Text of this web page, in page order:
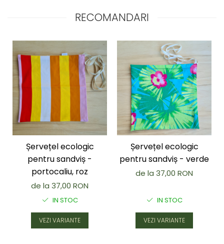
RECOMANDARI
Șervețel ecologic
pentru sandviș -
portocaliu, roz
de la 37,00 RON
IN STOC
VEZI VARIANTE
Șervețel ecologic
pentru sandviș - verde
de la 37,00 RON
IN STOC
VEZI VARIANTE